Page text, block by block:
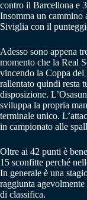
contro il Barcellona e
Insomma un cammino
Siviglia con il
Adesso sono appena
momento che la Real
vincendo la Coppa del
rallentato quindi resta
disposizione.
sviluppa la propria
terminale unico.
in campionato alle
Oltre ai 42 punti è
15 sconfitte perché
In generale è una
raggiunta
di classifica.